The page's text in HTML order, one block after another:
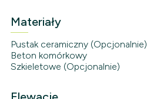
Materiały
Pustak ceramiczny (Opcjonalnie)
Beton komórkowy
Szkieletowe (Opcjonalnie)